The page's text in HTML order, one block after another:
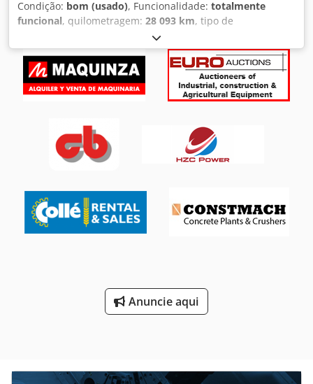
Condição: bom (usado), Funcionalidade: totalmente
funcional, quilometragem: 28 093 km, tipo de
, tipo de combustível:
consumo de combustível por hora:15 l/h, capacidade do
tanque de combustível: 330 l , cor:laranja, peso total:
18 865 kg, peso em vazio:18 865 kg , peso operacional:
18 865 kg, peso máximo de carga: 6 000 kg, potência de
23.5R25 90 percentagem
estado de funcionamento:
100 percentagem
corrente: 80 percentagem , configuração de eixo:
fabrico:
, horas de funcionamento:
Equipamento:ar condicionado, cabina, Pá Carregadeira
Doosan DL300 - Excelente Estado! Ano: 2019
Dcedpeziagaefx Abpsk Transmissão automática Balde de 3
m³ Cabina confortável com ar condicionado Cor laranja
Pneus em 90% de estado Estado da corrente/bateria: 90%
terraplanagens ou aluguer.
Anuncie aqui